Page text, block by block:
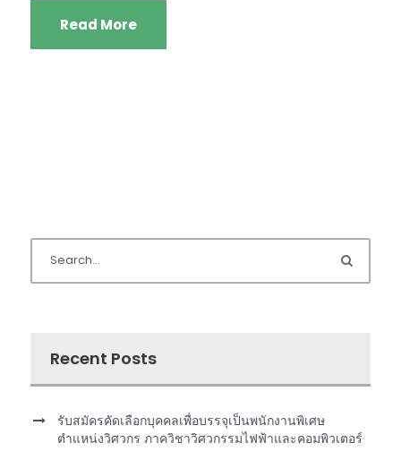
Read More
Recent Posts
รับสมัครคัดเลือกบุคคลเพื่อบรรจุเป็นพนักงานพิเศษ
ตำแหน่งวิศวกร ภาควิชาวิศวกรรมไฟฟ้าและคอมพิวเตอร์